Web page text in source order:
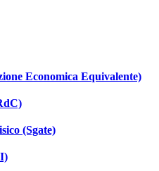
Economica Equivalente)
(Sgate)